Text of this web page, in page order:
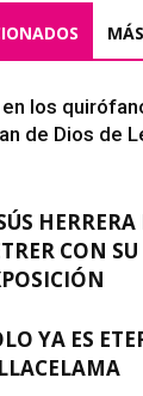
en los
de Dios de
CON
YA ES